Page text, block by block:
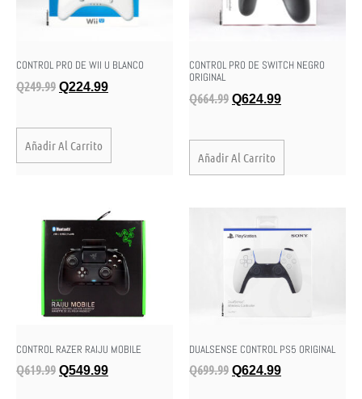
CONTROL PRO DE WII U BLANCO
Q249.99 Q224.99
Añadir Al Carrito
CONTROL PRO DE SWITCH NEGRO
ORIGINAL
Q664.99 Q624.99
Añadir Al Carrito
CONTROL RAZER RAIJU MOBILE
Q619.99 Q549.99
DUALSENSE CONTROL PS5 ORIGINAL
Q699.99 Q624.99